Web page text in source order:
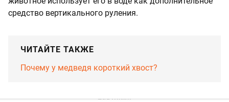
средство вертикального руления.
ЧИТАЙТЕ ТАКЖЕ
Почему у медведя короткий хвост?